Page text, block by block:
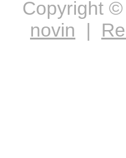
Copyright ©
novin |